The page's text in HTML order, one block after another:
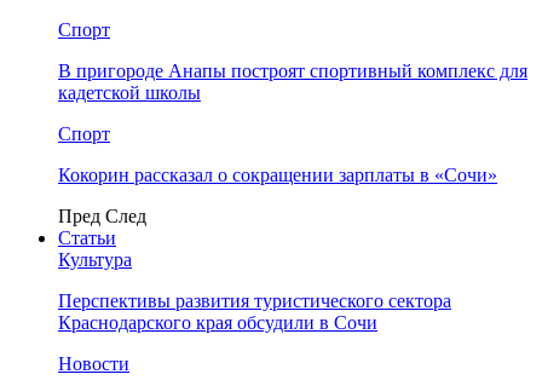
Спорт
В пригороде Анапы построят спортивный комплекс для
кадетской школы
Спорт
Кокорин рассказал о сокращении зарплаты в «Сочи»
Пред След
Статьи
Культура
Перспективы развития туристического сектора
Краснодарского края обсудили в Сочи
Новости